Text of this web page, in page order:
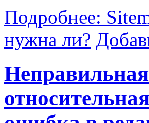
Подробнее:
нужна ли?
Неправильная